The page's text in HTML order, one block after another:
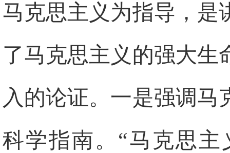
马克思主义为指导，是
了马克思主义的强大生
入的论证。一是强调马
科学指南。“马克思